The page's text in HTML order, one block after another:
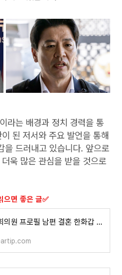
라는 배경과 정치 경력을 통
된 저서와 주요 발언을 통해
을 드러내고 있습니다. 앞으로
욱 많은 관심을 받을 것으로
으면 좋은 글​✅
한지아 국회의원 프로필 남편 결혼 한화갑 수석대변인 국민의힘 의원